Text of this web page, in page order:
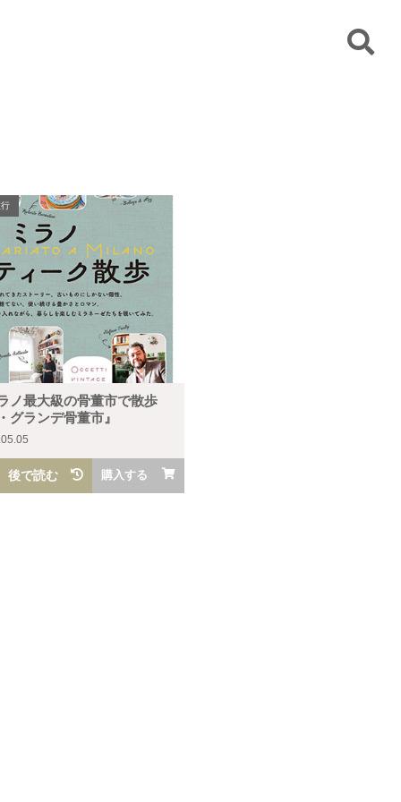
ノ最大級の骨董市で散歩
グランデ骨董市』
後で読む 購入する